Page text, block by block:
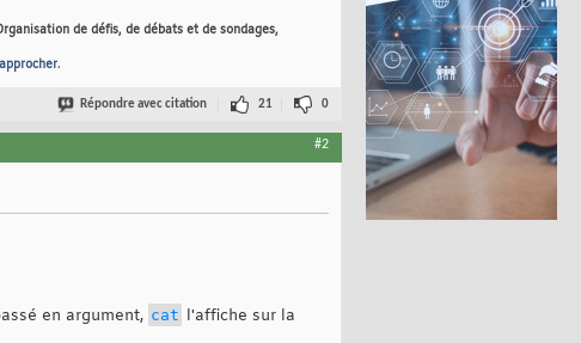
de défis, de débats et de sondages,
.
Répondre avec citation 21 0
#2
en argument, cat l'affiche sur la